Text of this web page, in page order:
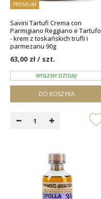
PREMIUM
Savini Tartufi Crema con
Parmigiano Reggiano e Tartufo
- krem z toskańskich trufli i
parmezanu 90g
63,00 zł / szt.
WYŚLEMY DZISIAJ!
DO KOSZYKA